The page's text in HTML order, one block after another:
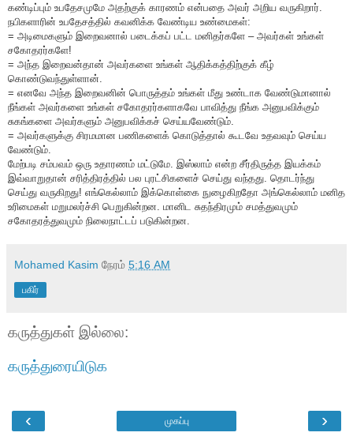
கண்டிப்பும் உபதேசமுமே அதற்குக் காரணம் என்பதை அவர் அறிய வருகிறார்.
நபிகளாரின் உபதேசத்தில் கவனிக்க வேண்டிய உண்மைகள்:
= அடிமைகளும் இறைவனால் படைக்கப் பட்ட மனிதர்களே – அவர்கள் உங்கள்
சகோதரர்களே!
= அந்த இறைவன்தான் அவர்களை உங்கள் ஆதிக்கத்திற்குக் கீழ்
கொண்டுவந்துள்ளான்.
= எனவே அந்த இறைவனின் பொருத்தம் உங்கள் மீது உண்டாக வேண்டுமானால்
நீங்கள் அவர்களை உங்கள் சகோதரர்களாகவே பாவித்து நீங்க அனுபவிக்கும்
சுகங்களை அவர்களும் அனுபவிக்கச் செய்யவேண்டும்.
= அவர்களுக்கு சிரமமான பணிகளைக் கொடுத்தால் கூடவே உதவவும் செய்ய
வேண்டும்.
மேற்படி சம்பவம் ஒரு உதாரணம் மட்டுமே. இஸ்லாம் என்ற சீர்திருத்த இயக்கம்
இவ்வாறுதான் சரித்திரத்தில் பல புரட்சிகளைச் செய்து வந்தது. தொடர்ந்து
செய்து வருகிறது! எங்கெல்லாம் இக்கொள்கை நுழைகிறதோ அங்கெல்லாம் மனித
உரிமைகள் மறுமலர்ச்சி பெறுகின்றன. மானிட சுதந்திரமும் சமத்துவமும்
சகோதரத்துவமும் நிலைநாட்டப் படுகின்றன.
Mohamed Kasim நேரம் 5:16 AM
பகிர்
கருத்துகள் இல்லை:
கருத்துரையிடுக
‹ ›
முகப்பு